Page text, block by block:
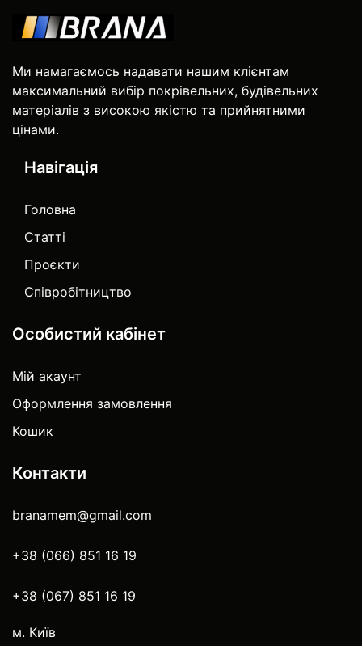
Ми намагаємось надавати нашим клієнтам
максимальний вибір покрівельних, будівельних
матеріалів з високою якістю та прийнятними
цінами.
Навігація
Головна
Статті
Проєкти
Співробітництво
Особистий кабінет
Мій акаунт
Оформлення замовлення
Кошик
Контакти
branamem@gmail.com
+38 (066) 851 16 19
+38 (067) 851 16 19
м. Київ